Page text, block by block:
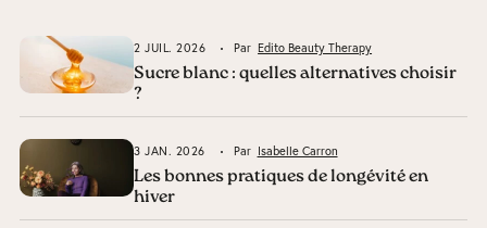
2 JUIL. 2026 Par Edito Beauty Therapy
Sucre blanc : quelles alternatives choisir
?
3 JAN. 2026 Par Isabelle Carron
Les bonnes pratiques de longévité en
hiver